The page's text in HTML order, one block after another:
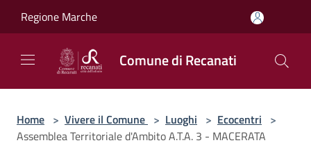
Regione Marche
Comune di Recanati
Home > Vivere il Comune > Luoghi > Ecocentri >
Assemblea Territoriale d'Ambito A.T.A. 3 - MACERATA